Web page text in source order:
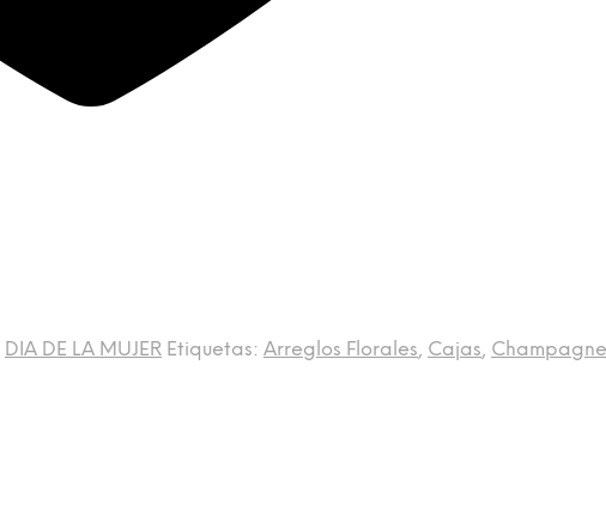
DIA DE LA MUJER Etiquetas: Arreglos Florales, Cajas, Champagne